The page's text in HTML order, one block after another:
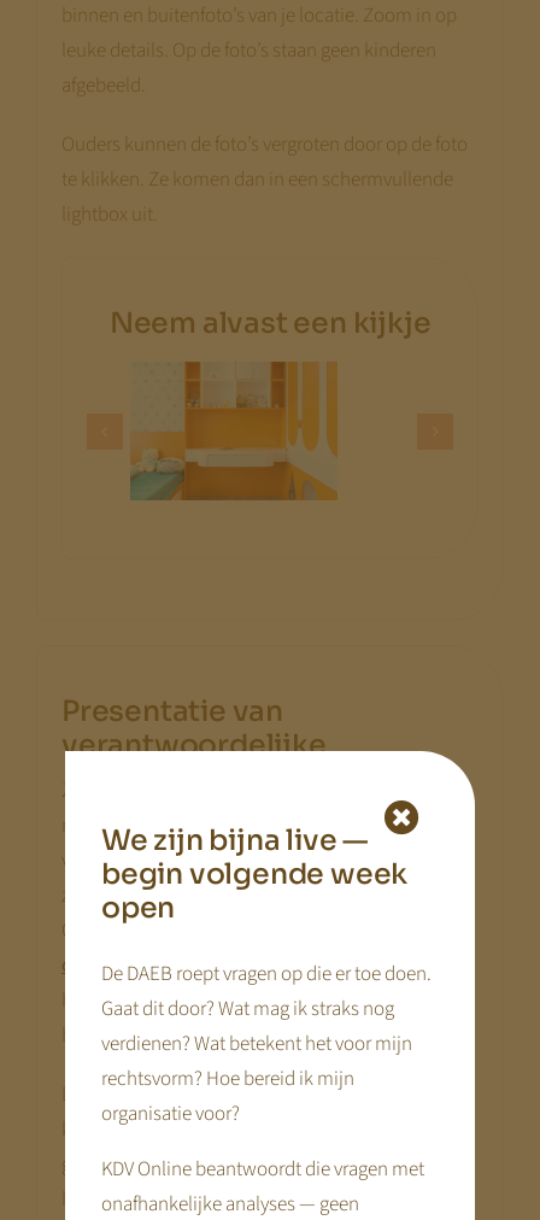
binnen en buitenfoto’s van je locatie. Zoom in op
leuke details. Op de foto’s staan geen kinderen
afgebeeld.
Ouders kunnen de foto’s vergroten door op de foto
te klikken. Ze komen dan in een schermvullende
lightbox uit.
Neem alvast een kijkje
Presentatie van
verantwoordelijke
Zeer belangrijke informatie voor de ouder. Wie
regelt de boel en wie is verantwoordelijk? De
vestigingsmanager schrijft een stuk tekst over
zichzelf, wat ze doet en hoe ze te bereiken is.
Ouders kunnen bijvoorbeeld
opnemenmet de Vestigingsmanager. Natuurlijk
hoort er een (leuke) afbeelding bij van de
betreffende persoon.
Desgewenst kan de ouder meteen een indruk
krijgen van alle personeelsleden van de betreffende
groep / vestiging. Handig via een popup binnen
handbereik.
We zijn bijna live —
begin volgende week
open
De DAEB roept vragen op die er toe doen.
Gaat dit door? Wat mag ik straks nog
verdienen? Wat betekent het voor mijn
rechtsvorm? Hoe bereid ik mijn
organisatie voor?
KDV Online beantwoordt die vragen met
onafhankelijke analyses — geen